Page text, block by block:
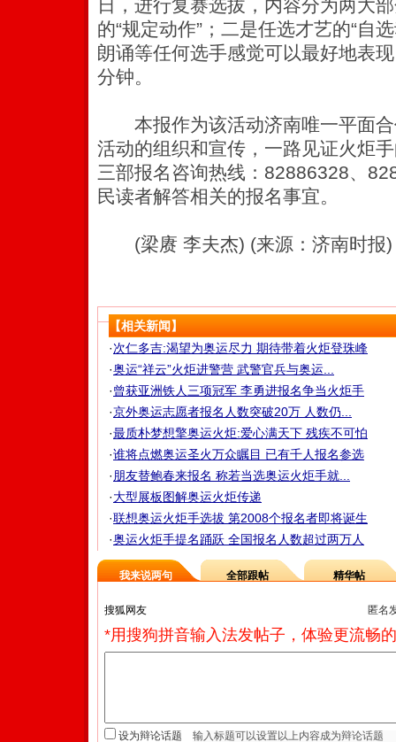
日，进行复赛选拔，内容分为两大
的“规定动作”；二是任选才艺的“自
朗诵等任何选手感觉可以最好地表
分钟。
本报作为该活动济南唯一平面合
活动的组织和宣传，一路见证火炬
三部报名咨询热线：82886328、
民读者解答相关的报名事宜。
(梁赓 李夫杰) (来源：济南时报)
【相关新闻】
·次仁多吉:渴望为奥运尽力 期待带着火炬登珠峰
·奥运“祥云”火炬进警营 武警官兵与奥运...
·曾获亚洲铁人三项冠军 李勇进报名争当火炬手
·京外奥运志愿者报名人数突破20万 人数仍...
·最质朴梦想擎奥运火炬:爱心满天下 残疾不可怕
·谁将点燃奥运圣火万众瞩目 已有千人报名参选
· 朋友替鲍春来报名 称若当选奥运火炬手就...
·大型展板图解奥运火炬传递
·联想奥运火炬手选拔 第2008个报名者即将诞生
·奥运火炬手提名踊跃 全国报名人数超过两万人
我来说两句 全部跟帖 精华帖
匿名
*用搜狗拼音输入法发帖子，体验更流畅
设为辩论话题